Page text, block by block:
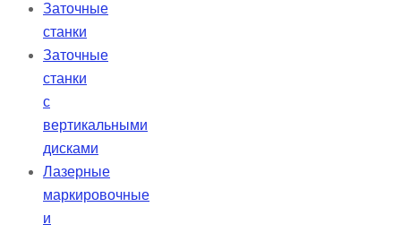
Заточные
станки
Заточные
станки
с
вертикальными
дисками
Лазерные
маркировочные
и